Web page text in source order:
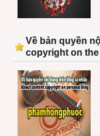
Về bản quyền
copyright on